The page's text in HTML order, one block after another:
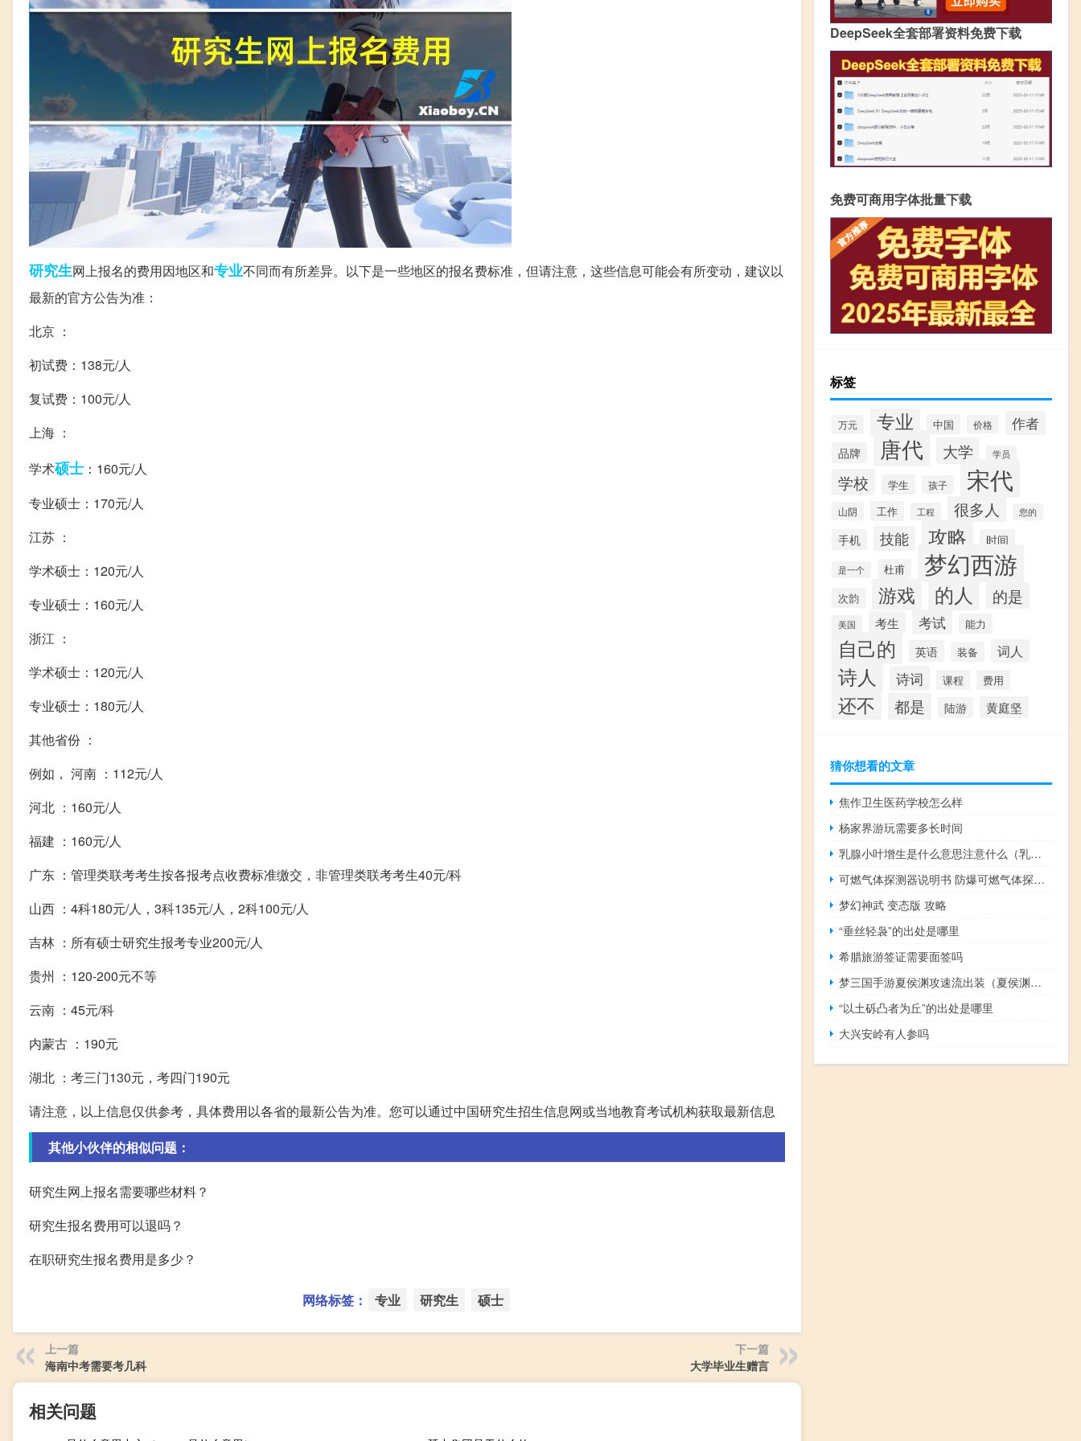
研究生网上报名的费用因地区和专业不同而有所差异。以下是一些地区的报名费标准，但请注意，这些信息可能会有所变动，建议以
最新的官方公告为准：
北京 ：
初试费：138元/人
复试费：100元/人
上海 ：
学术硕士 ：160元/人
专业硕士：170元/人
江苏 ：
学术硕士：120元/人
专业硕士：160元/人
浙江 ：
学术硕士：120元/人
专业硕士：180元/人
其他省份 ：
例如， 河南 ：112元/人
河北 ：160元/人
福建 ：160元/人
广东 ：管理类联考考生按各报考点收费标准缴交，非管理类联考考生40元/科
山西 ：4科180元/人，3科135元/人，2科100元/人
吉林 ：所有硕士研究生报考专业200元/人
贵州 ：120-200元不等
云南 ：45元/科
内蒙古 ：190元
湖北 ：考三门130元，考四门190元
请注意，以上信息仅供参考，具体费用以各省的最新公告为准。您可以通过中国研究生招生信息网或当地教育考试机构获取最新信息
其他小伙伴的相似问题：
研究生网上报名需要哪些材料？
研究生报名费用可以退吗？
在职研究生报名费用是多少？
网络标签： 专业 研究生 硕士
上一篇
海南中考需要考几科
下一篇
大学毕业生赠言
相关问题
DeepSeek全套部署资料免费下载
免费可商用字体批量下载
标签
万元 专业 中国 价格 作者
品牌 唐代 大学 学员
学校 学生 孩子 宋代
山阴 工作 工程 很多人 您的
手机 技能 攻略 时间
是一个 杜甫 梦幻西游
次韵 游戏 的人 的是
美国 考生 考试 能力
自己的 英语 装备 词人
诗人 诗词 课程 费用
还不 都是 陆游 黄庭坚
猜你想看的文章
焦作卫生医药学校怎么样
杨家界游玩需要多长时间
乳腺小叶增生是什么意思注意什么（乳腺小叶增生是什么意思）
可燃气体探测器说明书 防爆可燃气体探测器
梦幻神武 变态版 攻略
“垂丝轻袅”的出处是哪里
希腊旅游签证需要面签吗
梦三国手游夏侯渊攻速流出装（夏侯渊攻速流出装顺序攻略 快吧手游）
“以土砾凸者为丘”的出处是哪里
大兴安岭有人参吗